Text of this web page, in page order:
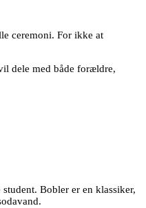
ceremoni. For ikke at
dele med både forældre,
Bobler er en klassiker,